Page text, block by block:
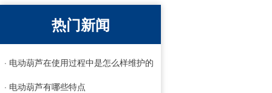
热门新闻
· 电动葫芦在使用过程中是怎么样维护的
· 电动葫芦有哪些特点